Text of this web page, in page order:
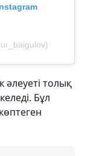
әлеуеті толық
Бұл